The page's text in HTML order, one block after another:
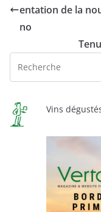
entation de la
no
Vins